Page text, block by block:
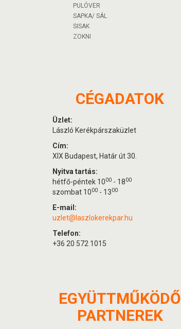
PULÓVER
SAPKA/ SÁL
SISAK
ZOKNI
CÉGADATOK
Üzlet:
László Kerékpárszaküzlet
Cím:
XIX Budapest, Határ út 30.
Nyitva tartás:
hétfő-péntek 1000 - 1800
szombat 1000 - 1300
E-mail:
uzlet@laszlokerekpar.hu
Telefon:
+36 20 572 1015
EGYÜTTMŰKÖDŐ
PARTNEREK